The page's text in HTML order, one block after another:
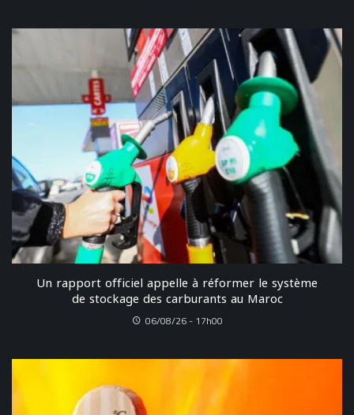
Un rapport officiel appelle à réformer le système
de stockage des carburants au Maroc
06/08/26 - 17h00